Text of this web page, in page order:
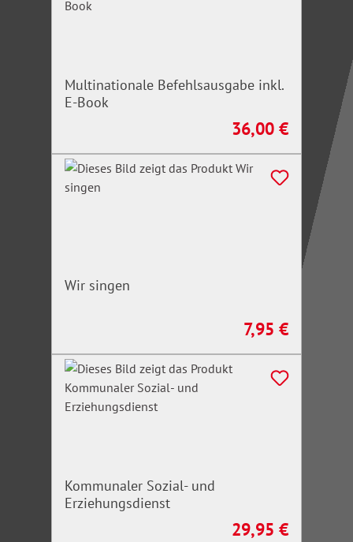
Multinationale Befehlsausgabe inkl.
E-Book
Regulärer Preis:
36,00 €
Wir singen
Regulärer Preis:
7,95 €
Kommunaler Sozial- und
Erziehungsdienst
Regulärer Preis:
29,95 €